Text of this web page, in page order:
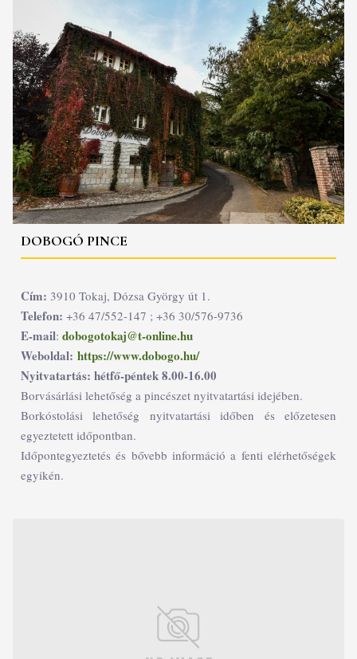
DOBOGÓ PINCE
Cím: 3910 Tokaj, Dózsa György út 1.
Telefon: +36 47/552-147 ; +36 30/576-9736
E-mail: dobogotokaj@t-online.hu
Weboldal: https://www.dobogo.hu/
Nyitvatartás: hétfő-péntek 8.00-16.00
Borvásárlási lehetőség a pincészet nyitvatartási idejében.
Borkóstolási lehetőség nyitvatartási időben és előzetesen
egyeztetett időpontban.
Időpontegyeztetés és bővebb információ a fenti elérhetőségek
egyikén.